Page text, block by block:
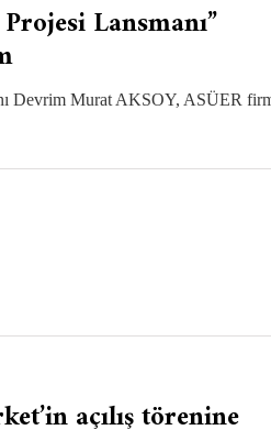
Lansmanı”
Devrim Murat AKSOY, ASÜER
açılış törenine